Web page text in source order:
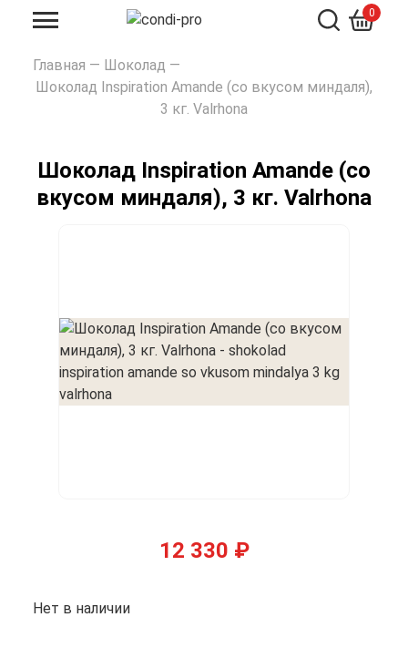
0
Главная — Шоколад —
Шоколад Inspiration Amande (со вкусом миндаля),
3 кг. Valrhona
Шоколад Inspiration Amande (со
вкусом миндаля), 3 кг. Valrhona
12 330 ₽
Нет в наличии